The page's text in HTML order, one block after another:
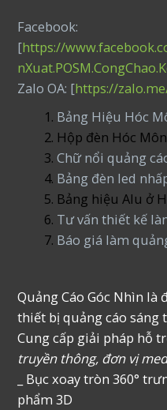
Facebook:
[https://
Zalo OA: [https://
Bảng Hiệu Hóc
Hộp đèn Hóc Môn
Chữ nổi quảng
Bảng đèn led
Bảng hiệu Alu ở
Tư vấn thiết kế
Báo giá làm
Quảng Cáo Góc Nhìn là
thiết bị quảng cáo sáng
Cung cấp giải pháp hỗ
truyền thông, đơn vị
_ Bục xoay tròn 360°
phẩm 3D